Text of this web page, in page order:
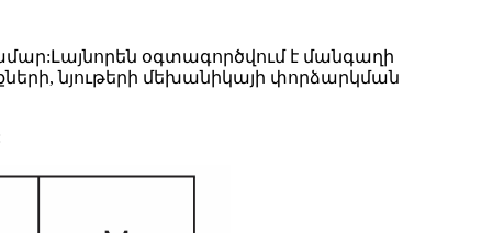
օգտագործվում է մանգաղի
նյութերի մեխանիկայի փորձարկման